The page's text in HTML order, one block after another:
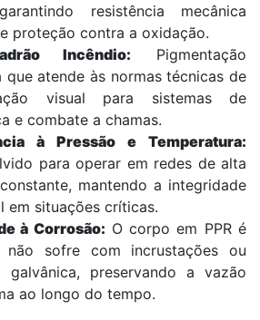
resistência mecânica
proteção contra a oxidação.
Incêndio: Pigmentação
que atende às normas técnicas de
visual para sistemas de
e combate a chamas.
à Pressão e Temperatura:
para operar em redes de alta
mantendo a integridade
em situações críticas.
à Corrosão: O corpo em PPR é
sofre com incrustações ou
galvânica, preservando a vazão
ao longo do tempo.